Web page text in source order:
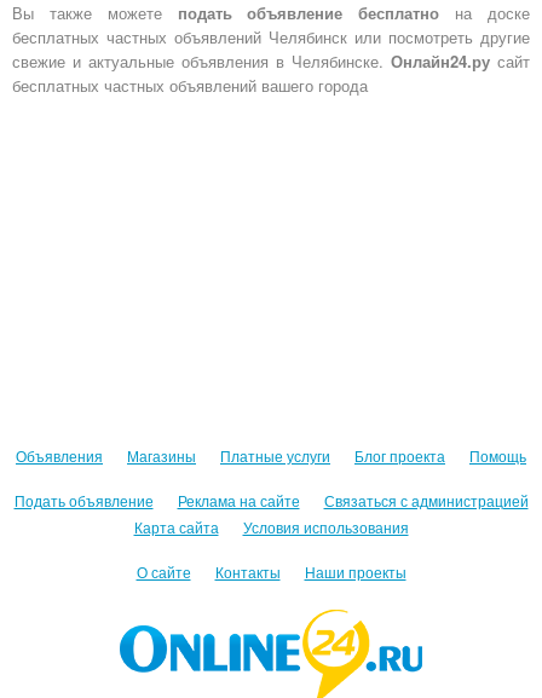
Вы также можете подать объявление бесплатно на доске
бесплатных частных объявлений Челябинск или посмотреть другие
свежие и актуальные объявления в Челябинске. Онлайн24.ру сайт
бесплатных частных объявлений вашего города
Объявления Магазины Платные услуги Блог проекта Помощь
Подать объявление Реклама на сайте
Связаться с администрацией
Карта сайта
Условия использования
О сайте Контакты Наши проекты